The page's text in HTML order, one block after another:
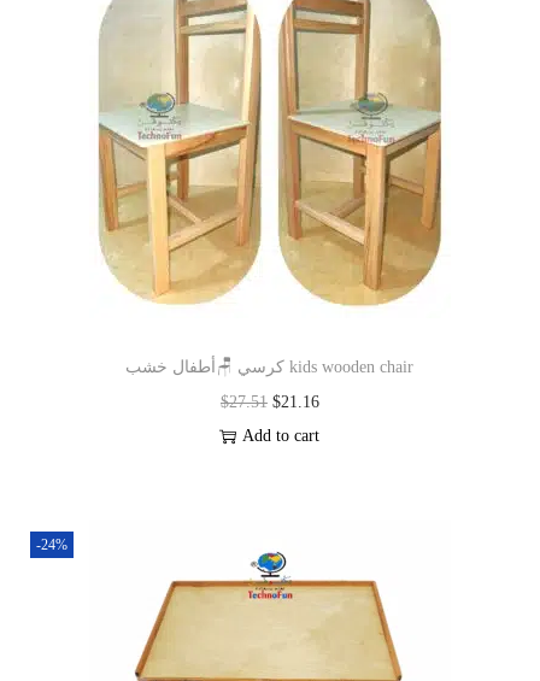
كرسي 🪑أطفال خشب kids wooden chair
$27.51 $21.16
Add to cart
-24%